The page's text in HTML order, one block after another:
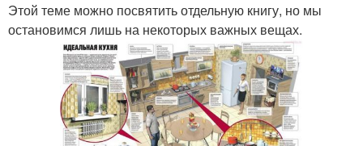
Этой теме можно посвятить отдельную книгу, но мы
остановимся лишь на некоторых важных вещах.